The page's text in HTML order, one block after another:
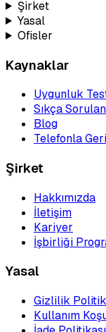
Şirket
Yasal
Ofisler
Kaynaklar
Uygunluk
Sıkça
Blog
Telefonla
Şirket
Hakkımızda
İletişim
Kariyer
İşbirliği
Yasal
Gizlilik
Kullanım